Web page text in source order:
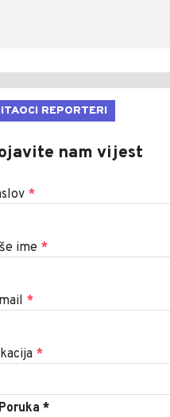
REPORTERI
nam vijest
*
ime *
*
*